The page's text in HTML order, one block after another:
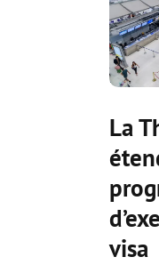
La
visa